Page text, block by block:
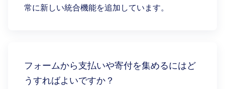
常に新しい統合機能を追加しています。
フォームから支払いや寄付を集めるにはど
うすればよいですか？